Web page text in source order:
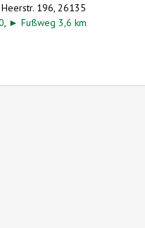
196, 26135
, ► Fußweg 3,6 km